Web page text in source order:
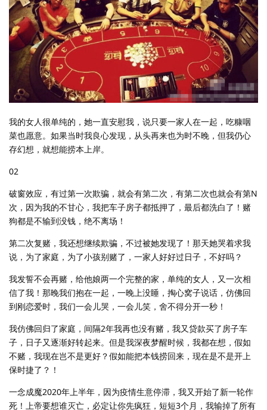
我的女人很单纯的，她一直安慰我，说只要一家人在一起，吃糠咽
菜也愿意。如果当时我良心发现，从头再来也为时不晚，但我仍心
存幻想，就想能捞本上岸。
02
破窗效应，有过第一次欺骗，就会有第二次，有第二次也就会有第N
次，因为我的不甘心，我把车子房子都抵押了，最后都洗白了！赌
狗都是不输到没钱，绝不离场！
第二次复赌，我还想继续欺骗，不过被她发现了！那天她哭着求我
说，为了家庭，为了小孩别赌了，一家人好好过日子，不好吗？
我发誓不会再赌，给他娘两一个完整的家，单纯的女人，又一次相
信了我！那晚我们抱在一起，一晚上没睡，掏心窝子说话，仿佛回
到刚恋爱时，我们一会儿哭，一会儿笑，舍不得分开一秒！
我仿佛回归了家庭，间隔2年我再也没有赌，我又贷款买了房子车
子，日子又逐渐好转起来。但是我深夜梦醒时候，我都在想，假如
不赌，我现在岂不是更好？假如能把本钱捞回来，现在是不是开上
保时捷了？！
一念成魔2020年上半年，因为疫情生意停滞，我又开始了新一轮作
死！上帝要想谁灭亡，必定让你先疯狂，短短3个月，我输掉了所有